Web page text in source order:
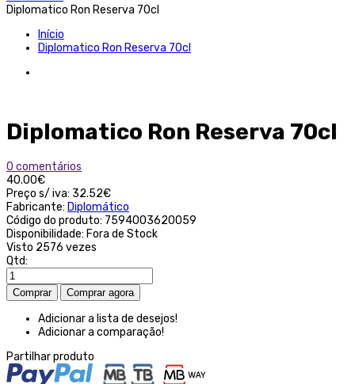
Diplomatico Ron Reserva 70cl
Início
Diplomatico Ron Reserva 70cl
Diplomatico Ron Reserva 70cl
0 comentários
40.00€
Preço s/ iva: 32.52€
Fabricante: Diplomático
Código do produto: 7594003620059
Disponibilidade: Fora de Stock
Visto 2576 vezes
Qtd:
Adicionar a lista de desejos!
Adicionar a comparação!
Partilhar produto